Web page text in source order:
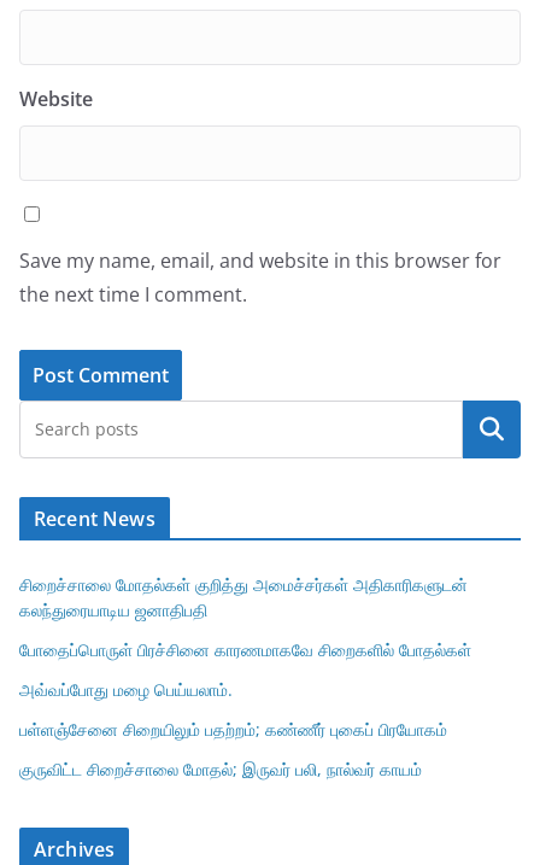
Website
Save my name, email, and website in this browser for
the next time I comment.
Search
Recent News
சிறைச்சாலை மோதல்கள் குறித்து அமைச்சர்கள் அதிகாரிகளுடன்
கலந்துரையாடிய ஜனாதிபதி
போதைப்பொருள் பிரச்சினை காரணமாகவே சிறைகளில் போதல்கள்
அவ்வப்போது மழை பெய்யலாம்.
பள்ளஞ்சேனை சிறையிலும் பதற்றம்; கண்ணீர் புகைப் பிரயோகம்
குருவிட்ட சிறைச்சாலை மோதல்; இருவர் பலி, நால்வர் காயம்
Archives